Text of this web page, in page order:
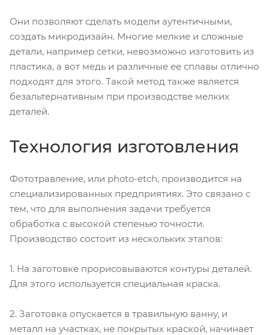
Они позволяют сделать модели аутентичными,
создать микродизайн. Многие мелкие и сложные
детали, например сетки, невозможно изготовить из
пластика, а вот медь и различные ее сплавы отлично
подходят для этого. Такой метод также является
безальтернативным при производстве мелких
деталей.
Технология изготовления
Фототравление, или photo-etch, производится на
специализированных предприятиях. Это связано с
тем, что для выполнения задачи требуется
обработка с высокой степенью точности.
Производство состоит из нескольких этапов:
1. На заготовке прорисовываются контуры деталей.
Для этого используется специальная краска.
2. Заготовка опускается в травильную ванну, и
металл на участках, не покрытых краской, начинает